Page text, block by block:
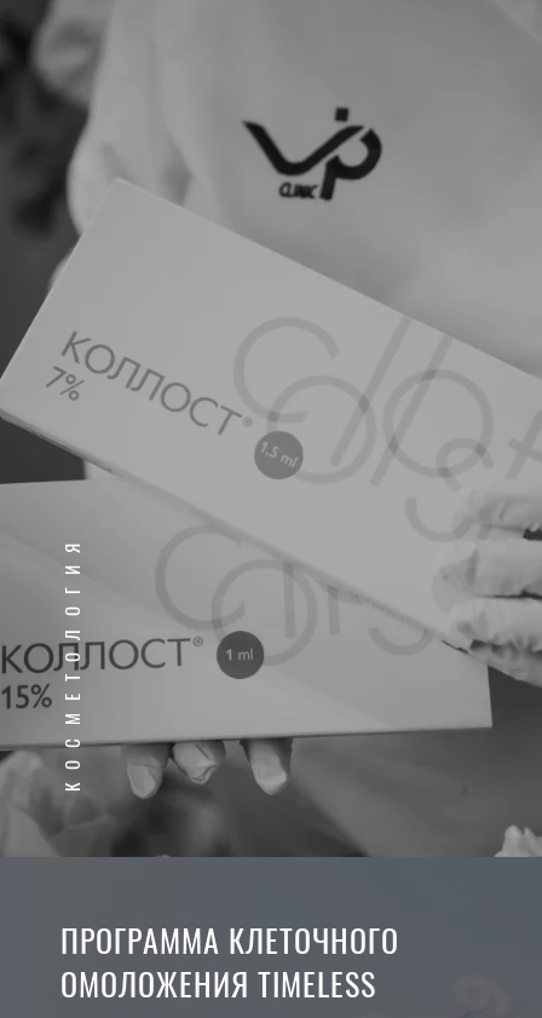
КОСМЕТОЛОГИЯ
ПРОГРАММА КЛЕТОЧНОГО
ОМОЛОЖЕНИЯ TIMELESS